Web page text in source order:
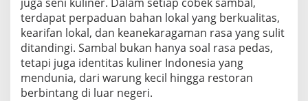
terdapat perpaduan bahan lokal yang berkualitas,
kearifan lokal, dan keanekaragaman rasa yang sulit
ditandingi. Sambal bukan hanya soal rasa pedas,
tetapi juga identitas kuliner Indonesia yang
mendunia, dari warung kecil hingga restoran
berbintang di luar negeri.